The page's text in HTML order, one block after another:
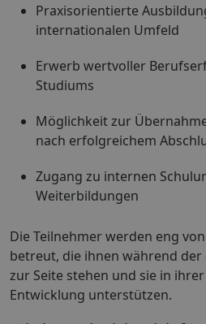
Praxisorientierte
internationalen Umfeld
Erwerb wertvoller
Studiums
Möglichkeit zur
nach erfolgreichem
Zugang zu internen
Weiterbildungen
Die Teilnehmer werden eng
betreut, die ihnen während
zur Seite stehen und sie in
Entwicklung unterstützen.